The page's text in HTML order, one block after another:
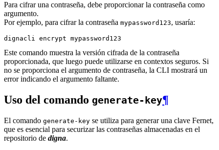
Para cifrar una contraseña, debe proporcionar la contraseña como
argumento.
Por ejemplo, para cifrar la contraseña mypassword123, usaría:
dignacli encrypt
Este comando muestra la versión cifrada de la contraseña
proporcionada, que luego puede utilizarse en contextos seguros. Si
no se proporciona el argumento de contraseña, la CLI mostrará un
error indicando el argumento faltante.
Uso del comando generate-key¶
El comando generate-key se utiliza para generar una clave Fernet,
que es esencial para securizar las contraseñas almacenadas en el
repositorio de digna.